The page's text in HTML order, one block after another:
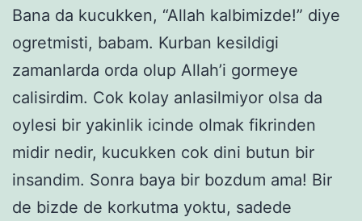
Bana da kucukken, “Allah kalbimizde!” diye
ogretmisti, babam. Kurban kesildigi
zamanlarda orda olup Allah’i gormeye
calisirdim. Cok kolay anlasilmiyor olsa da
oylesi bir yakinlik icinde olmak fikrinden
midir nedir, kucukken cok dini butun bir
insandim. Sonra baya bir bozdum ama! Bir
de bizde de korkutma yoktu, sadede